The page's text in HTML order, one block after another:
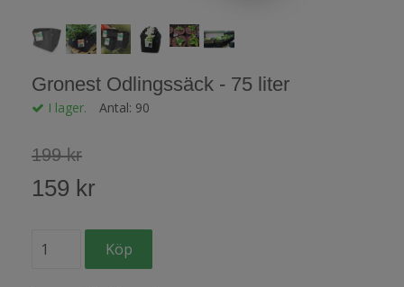
Gronest Odlingssäck - 75 liter
I lager. Antal: 90
199 kr
159 kr